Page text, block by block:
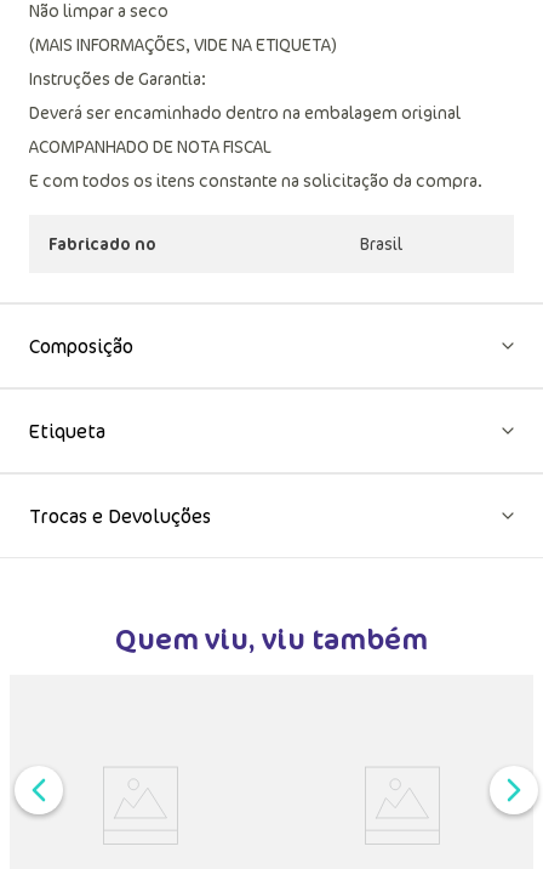
Não limpar a seco
(MAIS INFORMAÇÕES, VIDE NA ETIQUETA)
Instruções de Garantia:
Deverá ser encaminhado dentro na embalagem original
ACOMPANHADO DE NOTA FISCAL
E com todos os itens constante na solicitação da compra.
Fabricado no Brasil
Composição
Etiqueta
Trocas e Devoluções
Quem viu, viu também